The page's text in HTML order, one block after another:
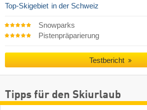
Top-Skigebiet in der Schweiz
Snowparks
Pistenpräparierung
Testbericht
Tipps für den Skiurlaub